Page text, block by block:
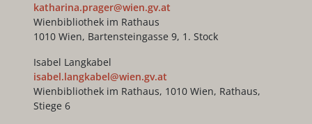
katharina.prager@wien.gv.at
Wienbibliothek im Rathaus
1010 Wien, Bartensteingasse 9, 1. Stock
Isabel Langkabel
isabel.langkabel@wien.gv.at
Wienbibliothek im Rathaus, 1010 Wien, Rathaus,
Stiege 6